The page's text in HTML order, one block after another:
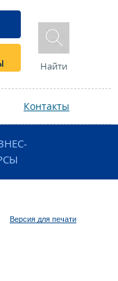
Найти
Контакты
Версия для печати